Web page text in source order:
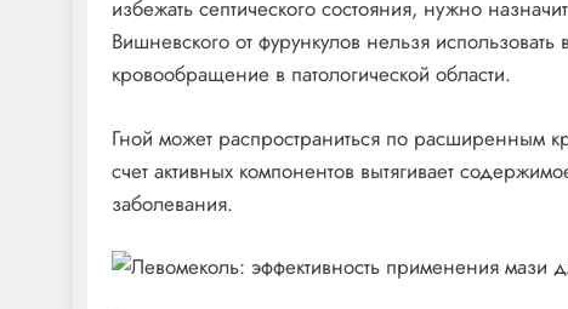
избежать септического состояния, нужно
Вишневского от фурункулов нельзя
кровообращение в патологической области.
Гной может распространиться по расширенным
счет активных компонентов вытягивает
заболевания.